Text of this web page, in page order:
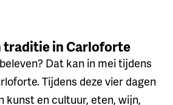
traditie in Carloforte
Dat kan in mei tijdens
Tijdens deze vier dagen
kunst en cultuur, eten, wijn,